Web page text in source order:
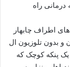
درمانی راه
اطراف چابهار
و بدون تلوزیون ال
پنکه کوچک که